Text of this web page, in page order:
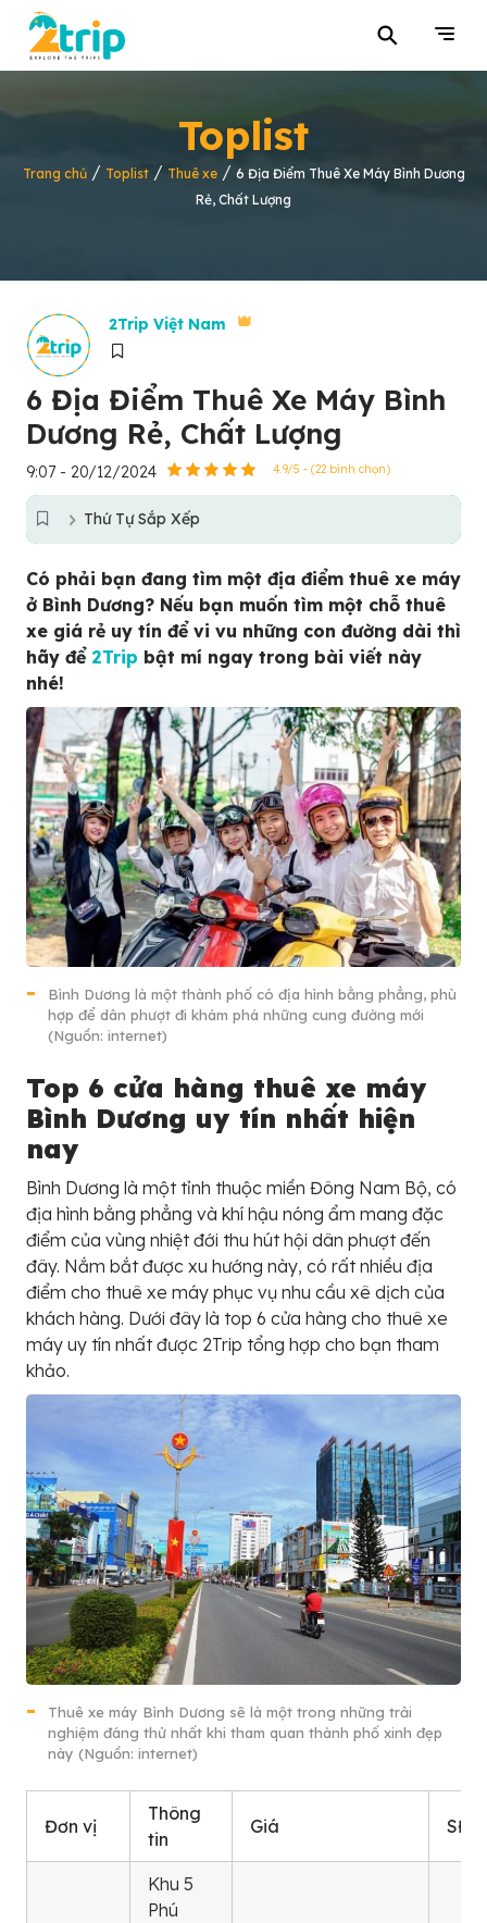
⚲
Toplist
Trang chủ/ Toplist/ Thuê xe/ 6 Địa Điểm Thuê Xe Máy Bình Dương
Rẻ, Chất Lượng
2Trip Việt Nam
6 Địa Điểm Thuê Xe Máy Bình
Dương Rẻ, Chất Lượng
9:07 - 20/12/2024 4.9/5 - (22 bình chọn)
Thứ Tự Sắp Xếp
Có phải bạn đang tìm một địa điểm thuê xe máy
ở Bình Dương? Nếu bạn muốn tìm một chỗ thuê
xe giá rẻ uy tín để vi vu những con đường dài thì
hãy để 2Trip bật mí ngay trong bài viết này
nhé!
Bình Dương là một thành phố có địa hình bằng phẳng, phù
hợp để dân phượt đi khám phá những cung đường mới
(Nguồn: internet)
Top 6 cửa hàng thuê xe máy
Bình Dương uy tín nhất hiện
nay
Bình Dương là một tỉnh thuộc miền Đông Nam Bộ, có
địa hình bằng phẳng và khí hậu nóng ẩm mang đặc
điểm của vùng nhiệt đới thu hút hội dân phượt đến
đây. Nắm bắt được xu hướng này, có rất nhiều địa
điểm cho thuê xe máy phục vụ nhu cầu xê dịch của
khách hàng. Dưới đây là top 6 cửa hàng cho thuê xe
máy uy tín nhất được 2Trip tổng hợp cho bạn tham
khảo.
Thuê xe máy Bình Dương sẽ là một trong những trải
nghiệm đáng thử nhất khi tham quan thành phố xinh đẹp
này (Nguồn: internet)
Đơn vị
Thông
tin
Giá SĐT
Khu 5
Phú